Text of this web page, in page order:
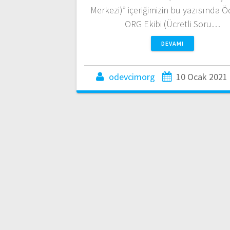
Merkezi)” içeriğimizin bu yazısında
ORG Ekibi (Ücretli Soru…
DEVAMI
odevcimorg 10 Ocak 2021